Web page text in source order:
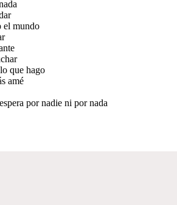
el mundo
que hago
amé
por nadie ni por nada